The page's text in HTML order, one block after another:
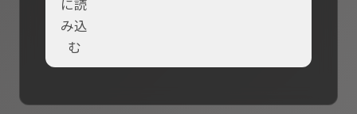
に読
み込
む